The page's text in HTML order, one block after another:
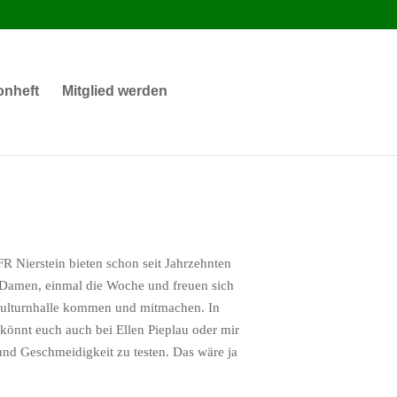
Mitglied werden
Nierstein bieten schon seit Jahrzehnten
einmal die Woche und freuen sich
kommen und mitmachen. In
euch auch bei Ellen Pieplau oder mir
Geschmeidigkeit zu testen. Das wäre ja